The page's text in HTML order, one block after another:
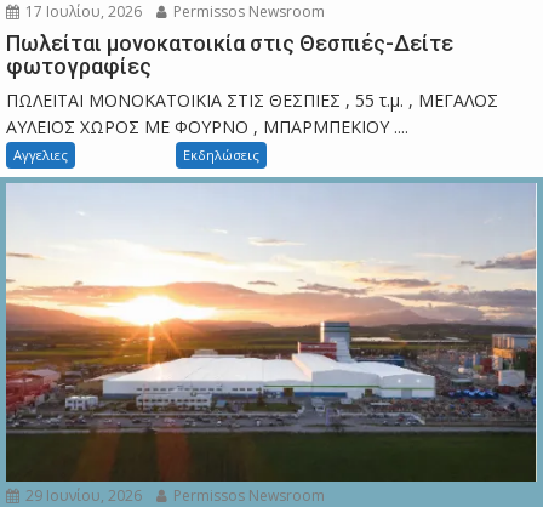
17 Ιουλίου, 2026 Permissos Newsroom
Πωλείται μονοκατοικία στις Θεσπιές-Δείτε
φωτογραφίες
ΠΩΛΕΙΤΑΙ ΜΟΝΟΚΑΤΟΙΚΙΑ ΣΤΙΣ ΘΕΣΠΙΕΣ , 55 τ.μ. , ΜΕΓΑΛΟΣ
ΑΥΛΕΙΟΣ ΧΩΡΟΣ ΜΕ ΦΟΥΡΝΟ , ΜΠΑΡΜΠΕΚΙΟΥ ....
Αγγελιες Εκδηλώσεις
29 Ιουνίου, 2026 Permissos Newsroom